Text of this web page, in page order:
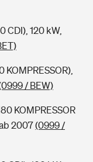
CDI), 120 kW,
/ BEW)
KOMPRESSOR
2007(0999 /